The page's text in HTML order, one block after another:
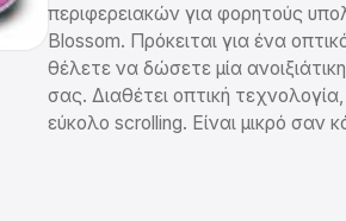
περιφερειακών για φορητούς
Blossom. Πρόκειται για ένα
θέλετε να δώσετε μία
σας. Διαθέτει οπτική
εύκολο scrolling. Είναι μικρό